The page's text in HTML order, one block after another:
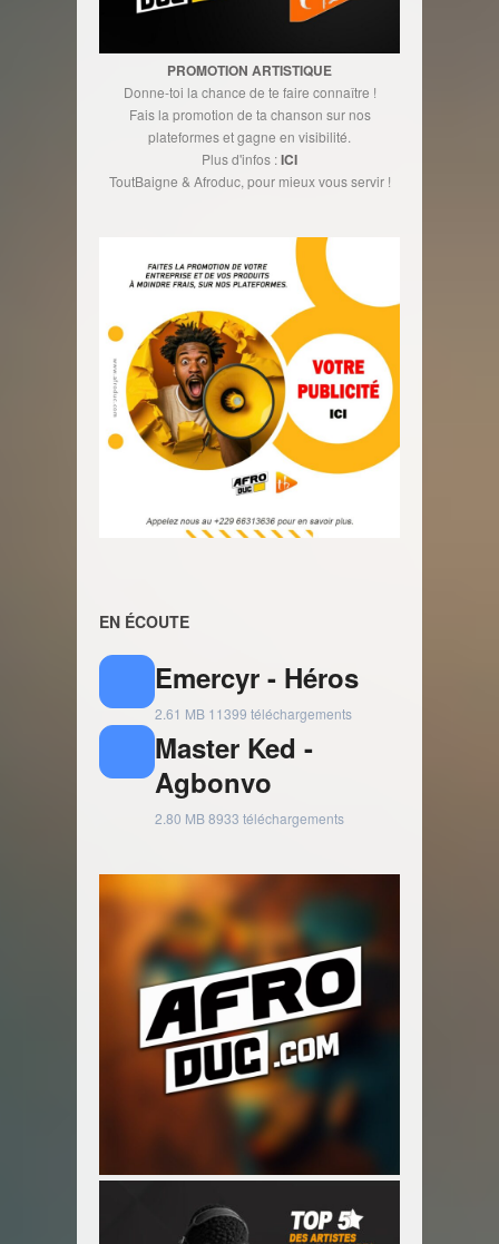
PROMOTION ARTISTIQUE
Donne-toi la chance de te faire connaître !
Fais la promotion de ta chanson sur nos
plateformes et gagne en visibilité.
Plus d'infos :ICI
ToutBaigne & Afroduc, pour mieux vous servir !
EN ÉCOUTE
Emercyr - Héros
2.61 MB 11399 téléchargements
Master Ked -
Agbonvo
2.80 MB8933 téléchargements